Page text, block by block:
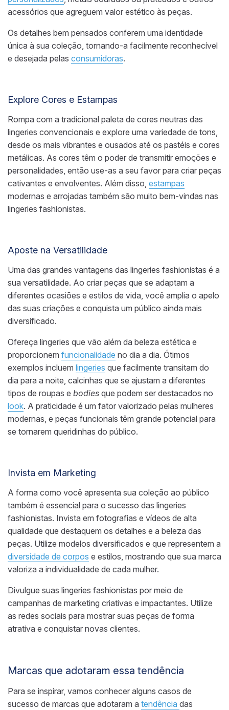
acessórios que agreguem valor estético às peças.
Os detalhes bem pensados conferem uma identidade
única à sua coleção, tornando-a facilmente reconhecível
e desejada pelas consumidoras.
Explore Cores e Estampas
Rompa com a tradicional paleta de cores neutras das
lingeries convencionais e explore uma variedade de tons,
desde os mais vibrantes e ousados até os pastéis e cores
metálicas. As cores têm o poder de transmitir emoções e
personalidades, então use-as a seu favor para criar peças
cativantes e envolventes. Além disso, estampas
modernas e arrojadas também são muito bem-vindas nas
lingeries fashionistas.
Aposte na Versatilidade
Uma das grandes vantagens das lingeries fashionistas é a
sua versatilidade. Ao criar peças que se adaptam a
diferentes ocasiões e estilos de vida, você amplia o apelo
das suas criações e conquista um público ainda mais
diversificado.
Ofereça lingeries que vão além da beleza estética e
proporcionem funcionalidade no dia a dia. Ótimos
exemplos incluem lingeries que facilmente transitam do
dia para a noite, calcinhas que se ajustam a diferentes
tipos de roupas e bodies que podem ser destacados no
look. A praticidade é um fator valorizado pelas mulheres
modernas, e peças funcionais têm grande potencial para
se tornarem queridinhas do público.
Invista em Marketing
A forma como você apresenta sua coleção ao público
também é essencial para o sucesso das lingeries
fashionistas. Invista em fotografias e vídeos de alta
qualidade que destaquem os detalhes e a beleza das
peças. Utilize modelos diversificados e que representem a
diversidade de corpos e estilos, mostrando que sua marca
valoriza a individualidade de cada mulher.
Divulgue suas lingeries fashionistas por meio de
campanhas de marketing criativas e impactantes. Utilize
as redes sociais para mostrar suas peças de forma
atrativa e conquistar novas clientes.
Marcas que adotaram essa tendência
Para se inspirar, vamos conhecer alguns casos de
sucesso de marcas que adotaram a tendência das